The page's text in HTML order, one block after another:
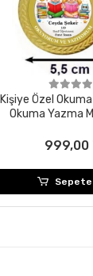
Kişiye Özel
Okuma Yazma
999,00
Sepete